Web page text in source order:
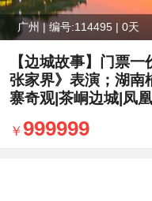
广州 | 编号:114495 | 0天
【边城故事】门票
张家界》表演；湖南
寨奇观|茶峒边城|凤
999999